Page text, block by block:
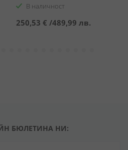
В наличност
250,53 € /489,99 лв.
БЮЛЕТИНА НИ: